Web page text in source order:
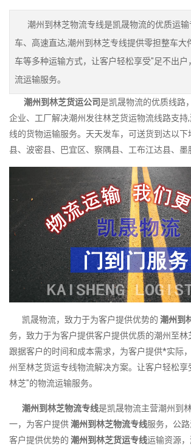
潮州到林芝物流专线是凯晟物流的优质运输
车、高速直达,潮州到林芝专线提供零担整车大
车等多种运输方式，让客户轻松享受"足不出
流运输服务。
潮州到林芝货运公司是凯晟物流的优质线路
企业、工厂解决潮州发往林芝货运物流线路支持
线的货物运输服务。天天发车，可送货到达以下
县、波密县、巴宜区、察隅县、工布江达县、墨
凯晟物流，致力于为客户提供优势的 潮州到
务，致力于为客户提供客户提供优质的潮州至林
跟据客户的时间和成本需求，为客户提供*实际
州至林芝货运专线物流解决方案。让客户轻松享
林芝"的物流运输服务。
潮州到林芝物流专线是凯晟物流主营潮州到
一，为客户提供潮州到林芝物流专线服务，公
客户提供优势的 潮州到林芝货运专线运输资源